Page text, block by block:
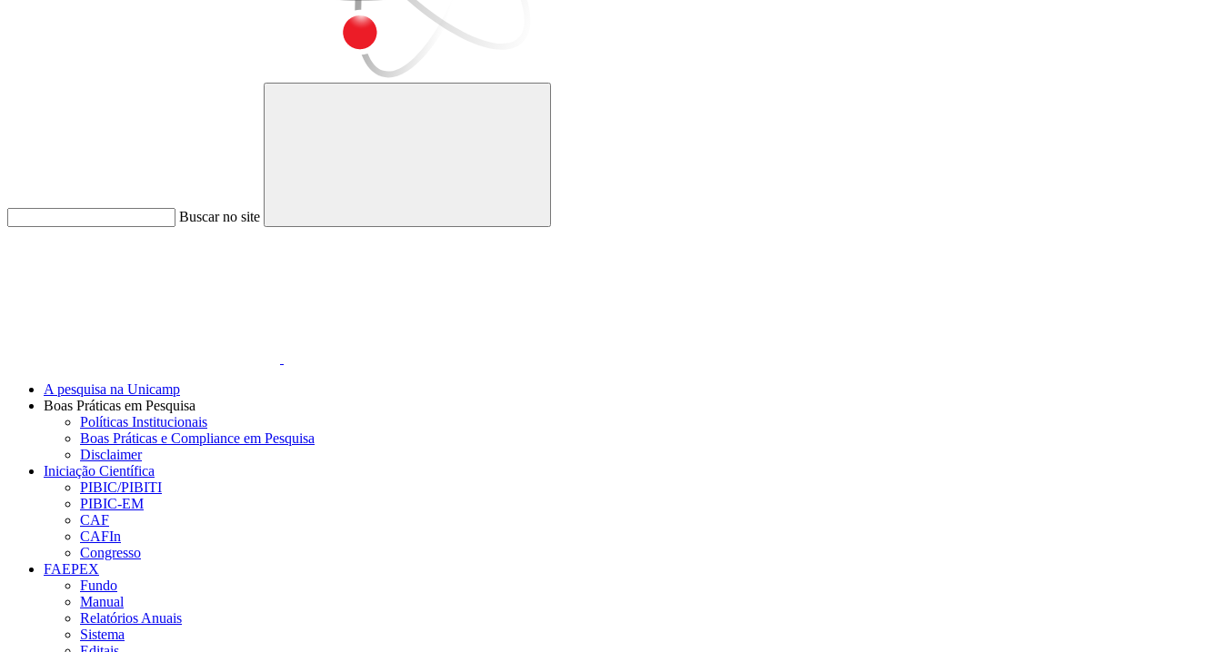
Buscar no site
Buscar
A pesquisa na Unicamp
Boas Práticas em Pesquisa
Políticas Institucionais
Boas Práticas e Compliance em Pesquisa
Disclaimer
Iniciação Científica
PIBIC/PIBITI
PIBIC-EM
CAF
CAFIn
Congresso
FAEPEX
Fundo
Manual
Relatórios Anuais
Sistema